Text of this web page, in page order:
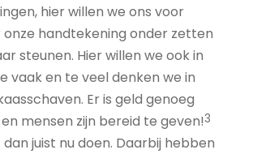
hier willen we ons voor
onze handtekening onder zetten
steunen. Hier willen we ook in
vaak en te veel denken we in
Er is geld genoeg
mensen zijn bereid te geven!3
juist nu doen. Daarbij hebben